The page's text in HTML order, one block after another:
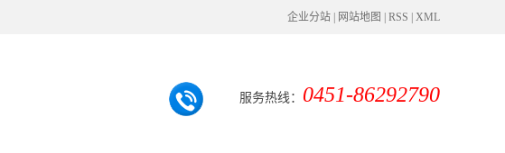
企业分站 网站地图 RSS XML
服务热线： 0451-86292790